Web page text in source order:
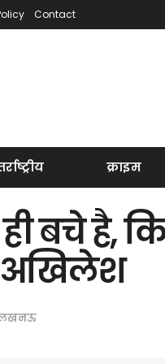
Contact
क्राइम
बचे है,
अखिलेश